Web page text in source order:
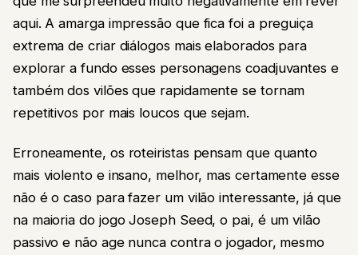
aqui. A amarga impressão que fica foi a preguiça
extrema de criar diálogos mais elaborados para
explorar a fundo esses personagens coadjuvantes e
também dos vilões que rapidamente se tornam
repetitivos por mais loucos que sejam.
Erroneamente, os roteiristas pensam que quanto
mais violento e insano, melhor, mas certamente esse
não é o caso para fazer um vilão interessante, já que
na maioria do jogo Joseph Seed, o pai, é um vilão
passivo e não age nunca contra o jogador, mesmo